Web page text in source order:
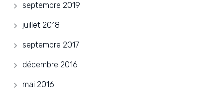
septembre 2019
juillet 2018
septembre 2017
décembre 2016
mai 2016